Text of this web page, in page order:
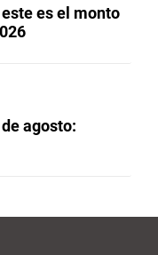
es el monto
agosto: